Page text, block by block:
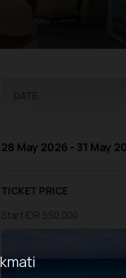
28 May 2026 - 31 May
TICKET PRICE
Start IDR 550.000